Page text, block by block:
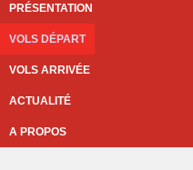
PRÉSENTATION
VOLS DÉPART
VOLS ARRIVÉE
ACTUALITÉ
A PROPOS